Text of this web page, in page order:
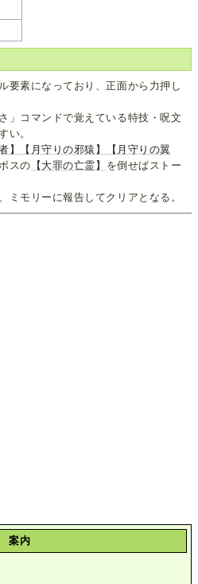
要素になっており、正面から力押し
」コマンドで覚えている特技・呪文
い。
】 【月守りの邪猿】
【月守りの翼
スの 【大罪の亡霊】 を倒せばストー
ミモリーに報告してクリアとなる。
案内